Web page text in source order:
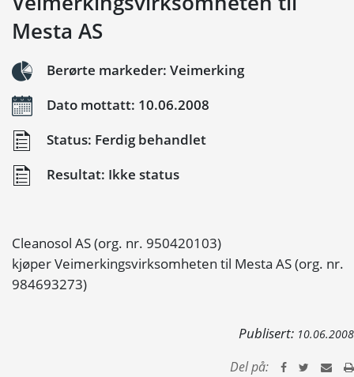
Mesta AS
Berørte markeder: Veimerking
Dato mottatt: 10.06.2008
Status: Ferdig behandlet
Resultat: Ikke status
Cleanosol AS (org. nr. 950420103)
kjøper Veimerkingsvirksomheten til Mesta AS (org. nr.
984693273)
Publisert: 10.06.2008
Del på: